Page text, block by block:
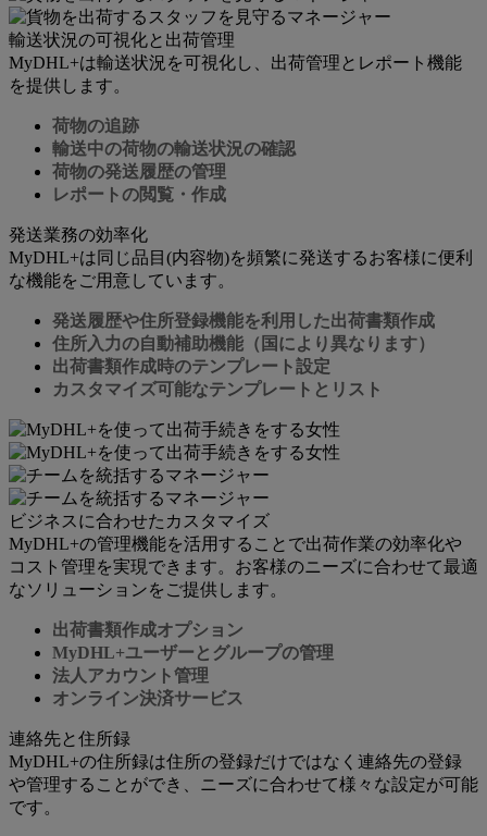
輸送状況の可視化と出荷管理
MyDHL+は輸送状況を可視化し、出荷管理とレポート機能
を提供します。
荷物の追跡
輸送中の荷物の輸送状況の確認
荷物の発送履歴の管理
レポートの閲覧・作成
発送業務の効率化
MyDHL+は同じ品目(内容物)を頻繁に発送するお客様に便利
な機能をご用意しています。
発送履歴や住所登録機能を利用した出荷書類作成
住所入力の自動補助機能（国により異なります）
出荷書類作成時のテンプレート設定
カスタマイズ可能なテンプレートとリスト
ビジネスに合わせたカスタマイズ
MyDHL+の管理機能を活用することで出荷作業の効率化や
コスト管理を実現できます。お客様のニーズに合わせて最適
なソリューションをご提供します。
出荷書類作成オプション
MyDHL+ユーザーとグループの管理
法人アカウント管理
オンライン決済サービス
連絡先と住所録
MyDHL+の住所録は住所の登録だけではなく連絡先の登録
や管理することができ、ニーズに合わせて様々な設定が可能
です。